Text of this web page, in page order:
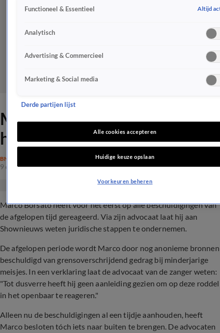
Marco Borsato laat van zich
horen na heftige geruchten
BN'ERS
9 dec 2021, 19:38
Marco Borsato heeft voor het eerst op alle beschuldigingen van
de afgelopen tijd gereageerd. Via zijn advocaat laat hij aan
Shownieuws weten juridische stappen te ondernemen.
De afgelopen periode wordt Marco door nog anonieme bronnen
beschuldigd van grensoverschrijdend gedrag bij minderjarige
meisjes. In een verklaring laat de advocaat van de zanger weten:
"Tot dusverre heeft hij geen aanleiding gezien om op deze roddel
in het openbaar te reageren."
Alleen nu de beschuldigingen al een tijdje aanhouden, heeft
Marco besloten tóch iets naar buiten te brengen. De advocaten
Functioneel & Essentieel Altijd
Analytisch
Advertising & Commercieel
Marketing & Social media
Derde partijen lijst
Alle cookies accepteren
Huidige keuze opslaan
Voorkeuren beheren